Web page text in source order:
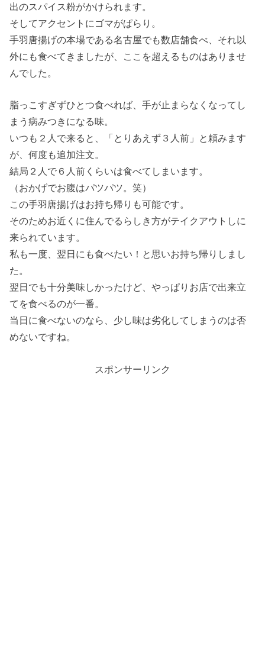
出のスパイス粉がかけられます。
そしてアクセントにゴマがぱらり。
手羽唐揚げの本場である名古屋でも数店舗食べ、それ以
外にも食べてきましたが、ここを超えるものはありませ
んでした。
脂っこすぎずひとつ食べれば、手が止まらなくなってし
まう病みつきになる味。
いつも２人で来ると、「とりあえず３人前」と頼みます
が、何度も追加注文。
結局２人で６人前くらいは食べてしまいます。
（おかげでお腹はパツパツ。笑）
この手羽唐揚げはお持ち帰りも可能です。
そのためお近くに住んでるらしき方がテイクアウトしに
来られています。
私も一度、翌日にも食べたい！と思いお持ち帰りしまし
た。
翌日でも十分美味しかったけど、やっぱりお店で出来立
てを食べるのが一番。
当日に食べないのなら、少し味は劣化してしまうのは否
めないですね。
スポンサーリンク